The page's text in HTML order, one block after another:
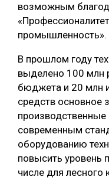
ПРОИЗВОДСТВО
ЦБП
КОМПЛЕКСНАЯ
ЛЕСОПИЛЕНИЕ
БЕЗОПАСНОЕ
СУШКА ДРЕВЕСИНЫ
ПОДБОРКИ СТАТЕЙ
возможным
промышленность».
В прошлом году
выделено 100 млн
бюджета и 20 млн
средств основное
производственные
современным
оборудованию
повысить уровень
числе для лесного